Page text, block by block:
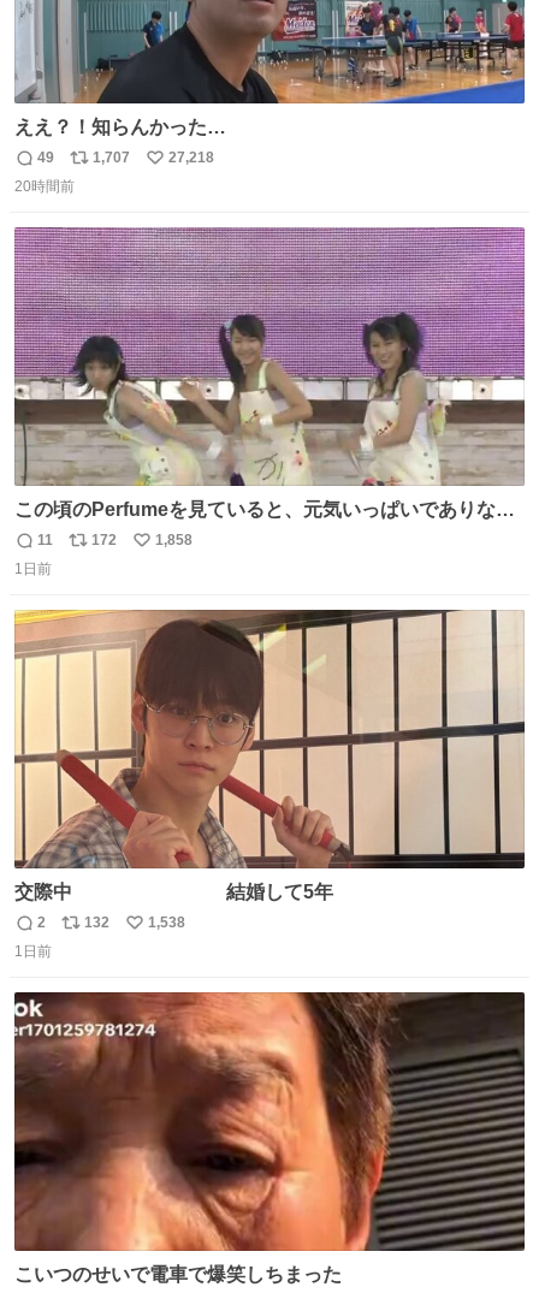
ええ？！知らんかった…
返
信
49
リ
ポ
ト
数
1,707
い
数
27,218
20時間前
この頃のPerfumeを見ていると、元気いっぱいでありなが
ら決して感情に任せすぎることなく、しっかりと制御され
たダンスであることに新鮮に驚く。3人のあげた足の向き
こから積み重ねてきた努力や練習量が見て取れる…
返
信
11
リ
数
172
い
数
1,858
1日前
交際中 結婚して5年
返
信
2
リ
ト
数
132
い
1,538
1日前
こいつのせいで電車で爆笑しちまった